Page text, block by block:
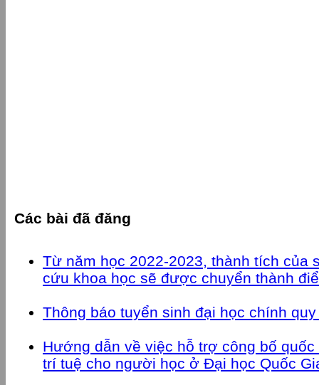
Các bài đã đăng
Từ năm học 2022-2023, thành tích của
cứu khoa học sẽ được chuyển thành
Thông báo tuyển sinh đại học chính
Hướng dẫn về việc hỗ trợ công bố
trí tuệ cho người học ở Đại học Quốc